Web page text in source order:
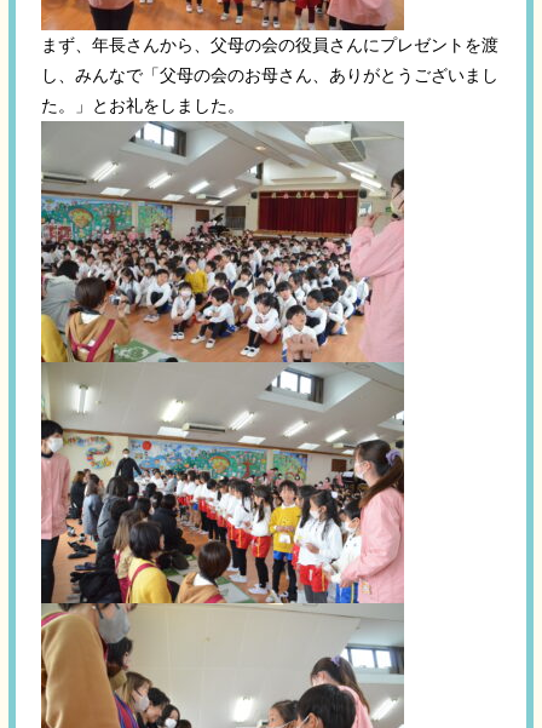
まず、年長さんから、父母の会の役員さんにプレゼントを渡
し、みんなで「父母の会のお母さん、ありがとうございまし
た。」とお礼をしました。